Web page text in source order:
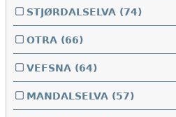
STJØRDALSELVA (74)
OTRA (66)
VEFSNA (64)
MANDALSELVA (57)